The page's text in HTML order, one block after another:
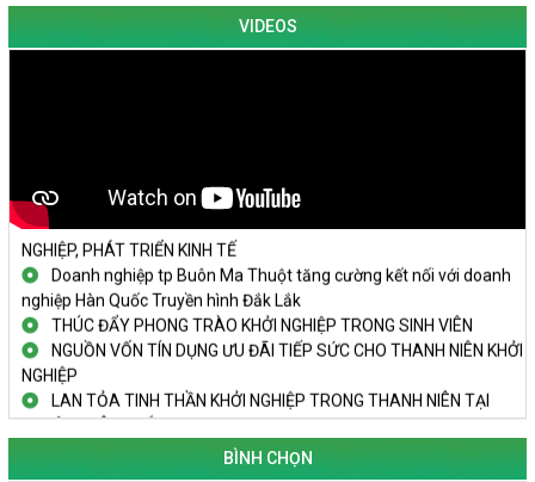
VIDEOS
TẬP THỂ
PHÁT HUY VAI TRÒ CỦA PHỤ NỮ TRONG SÁNG TẠO KHỞI
NGHIỆP, PHÁT TRIỂN KINH TẾ
Doanh nghiệp tp Buôn Ma Thuột tăng cường kết nối với doanh
nghiệp Hàn Quốc Truyền hình Đắk Lắk
THÚC ĐẨY PHONG TRÀO KHỞI NGHIỆP TRONG SINH VIÊN
NGUỒN VỐN TÍN DỤNG ƯU ĐÃI TIẾP SỨC CHO THANH NIÊN KHỞI
NGHIỆP
LAN TỎA TINH THẦN KHỞI NGHIỆP TRONG THANH NIÊN TẠI
HUYỆN KRÔNG PẮC
KHỞI NGHIỆP VỚI MÔ HÌNH NUÔI ỐC NHỒI
NHÌN LẠI HOẠT ĐỘNG KHỞI NGHIỆP ĐẮK LẮK GIAI ĐOẠN 2018-
BÌNH CHỌN